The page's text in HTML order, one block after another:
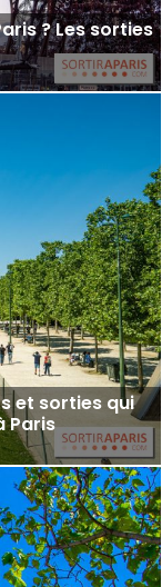
? Les sorties
et sorties qui
Paris